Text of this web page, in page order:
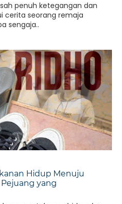
penuh ketegangan dan
cerita seorang remaja
sengaja..
Hidup Menuju
Pejuang yang